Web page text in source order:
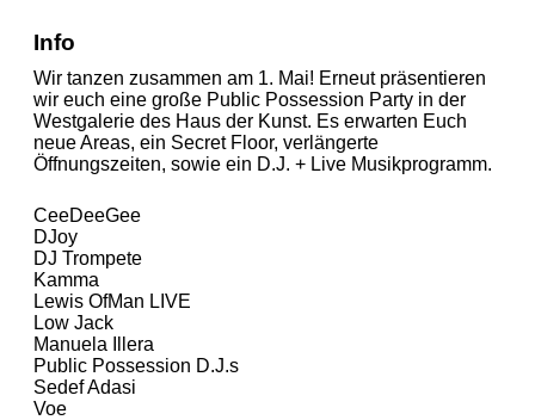
Info
Wir tanzen zusammen am 1. Mai! Erneut präsentieren
wir euch eine große Public Possession Party in der
Westgalerie des Haus der Kunst. Es erwarten Euch
neue Areas, ein Secret Floor, verlängerte
Öffnungszeiten, sowie ein D.J. + Live Musikprogramm.
CeeDeeGee
DJoy
DJ Trompete
Kamma
Lewis OfMan LIVE
Low Jack
Manuela Illera
Public Possession D.J.s
Sedef Adasi
Voe